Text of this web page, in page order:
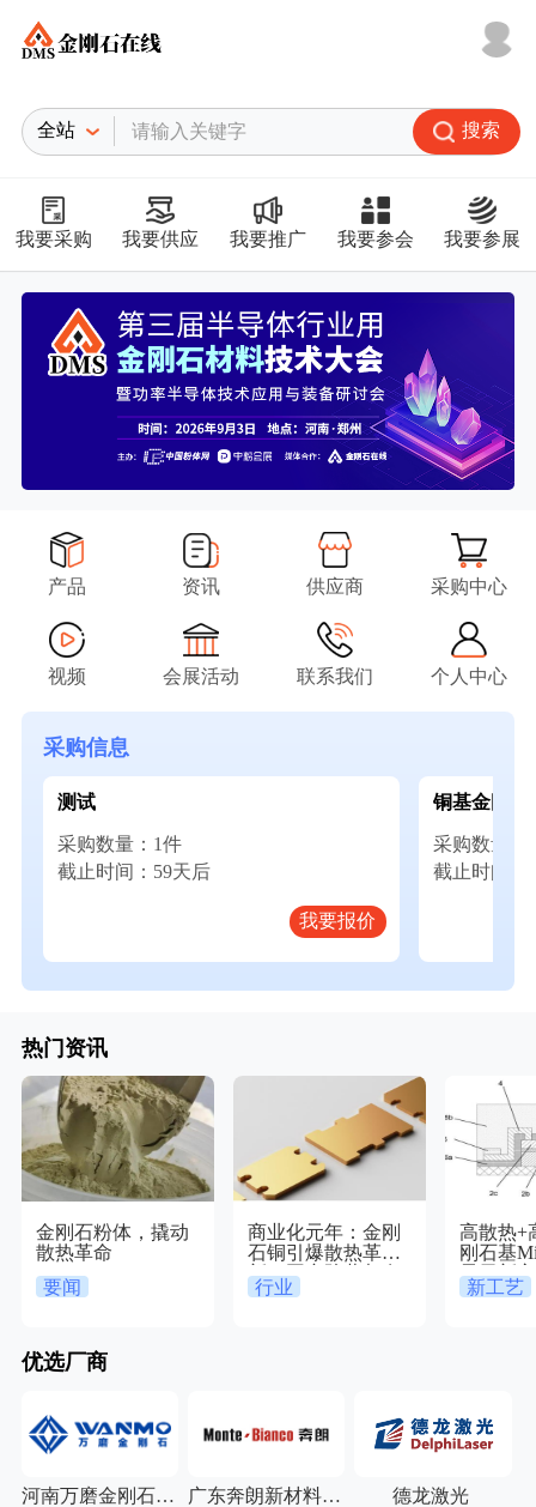
搜索
我要采购 我要供应 我要推广 我要参会 我要参展
产品 资讯 供应商 采购中心
视频 会展活动 联系我们 个人中心
采购信息
测试
采购数量：1件
截止时间：59天后
我要报价
铜基金刚石
采购数量：
截止时间：
热门资讯
金刚石粉体，撬动
散热革命
要闻
商业化元年：金刚
石铜引爆散热革
新，国产阵营都有
谁？
行业
高散热+
刚石基
显示新
新工艺
优选厂商
河南万磨金刚石有限公司 广东奔朗新材料股份有限公司 德龙激光